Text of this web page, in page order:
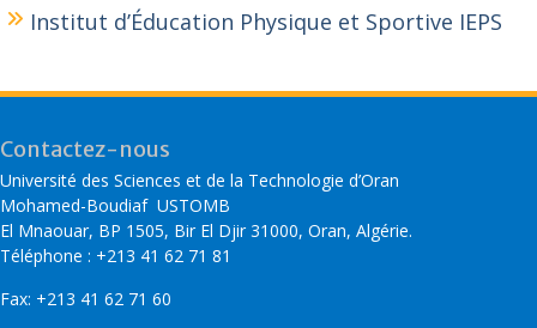
Institut d’Éducation Physique et Sportive IEPS
Contactez-nous
Université des Sciences et de la Technologie d’Oran
Mohamed-Boudiaf USTOMB
El Mnaouar, BP 1505, Bir El Djir 31000, Oran, Algérie.
Téléphone : +213 41 62 71 81
Fax: +213 41 62 71 60